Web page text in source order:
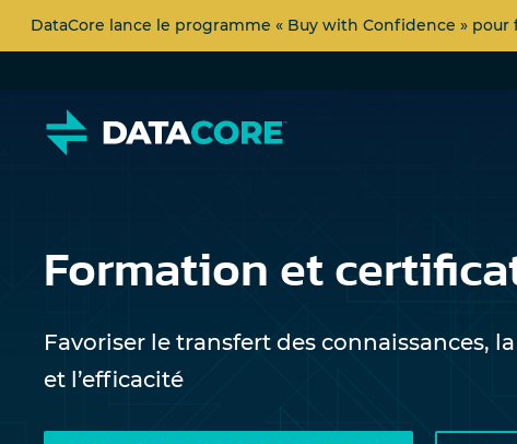
DataCore lance le programme « Buy with Confidence »
Formation et
Favoriser le transfert des connaissances,
et l’efficacité